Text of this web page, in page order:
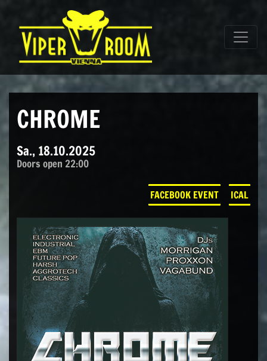
Hauptnavigation
CHROME
Sa., 18.10.2025
Doors open 22:00
FACEBOOK EVENT ICAL